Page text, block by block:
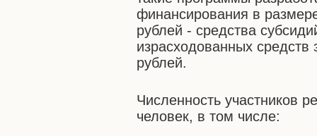
финансирования в
рублей - средства
израсходованных
рублей.
Численность участников
человек, в том числе: